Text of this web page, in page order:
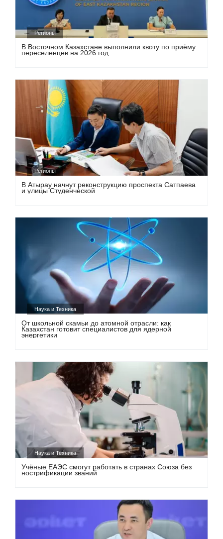
Регионы
В Восточном Казахстане выполнили квоту по приёму
переселенцев на 2026 год
Регионы
В Атырау начнут реконструкцию проспекта Сатпаева
и улицы Студенческой
Наука и Техника
От школьной скамьи до атомной отрасли: как
Казахстан готовит специалистов для ядерной
энергетики
Наука и Техника
Учёные ЕАЭС смогут работать в странах Союза без
нострификации званий